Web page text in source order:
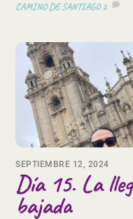
CAMINO DE SANTIAGO 2
SEPTIEMBRE 12, 2024
Día 15. La
bajada